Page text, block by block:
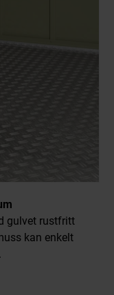
gulvet rustfritt
kan enkelt